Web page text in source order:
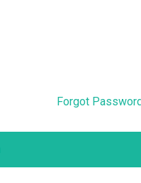
Forgot